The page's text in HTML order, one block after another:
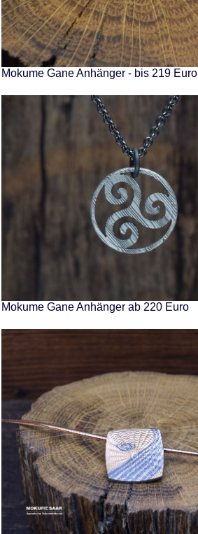
Mokume Gane Anhänger - bis 219 Euro
Mokume Gane Anhänger ab 220 Euro